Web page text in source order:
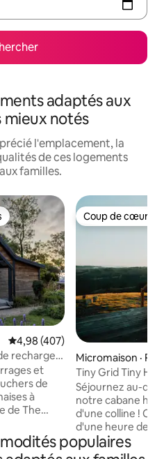
adaptés aux
mieux notés
l'emplacement, la
de ces logements
familles.
les plus aimés
Note moyenne de 4,98 sur 5,
4,98 (407)
recharge
et
de
à
de The
famille, les
de
Coup de cœur
Coup de cœur
Micromaison ·
Tiny Grid Tiny
extérieure
Séjournez au-
notre cabane
d'une colline ! Conduisez à un peu plus
d'une heure de
trouverez notre
sur notre
populaires